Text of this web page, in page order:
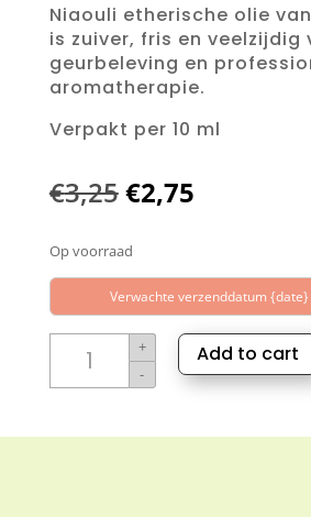
Niaouli etherische olie
is zuiver, fris en veelzijdig
geurbeleving en
aromatherapie.
Verpakt per 10 ml
€3,25
was:
€3,25.
€2,75Huidige
€2,75.
Op voorraad
Verwachte verzenddatum
etherische
olie
+
-
Add to cart